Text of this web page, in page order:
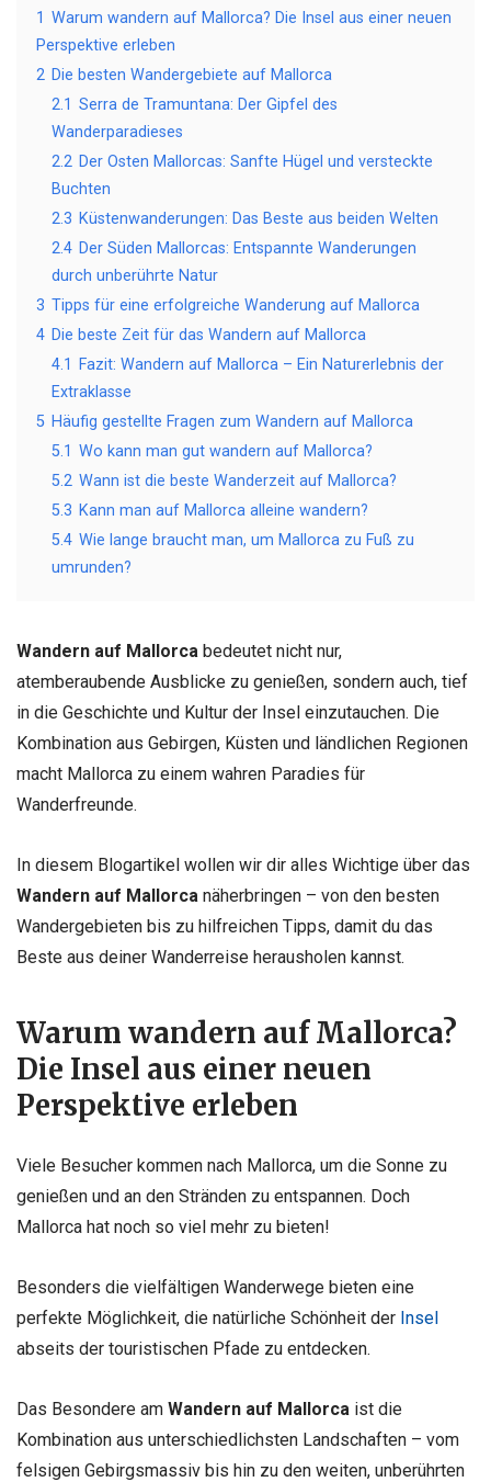
1 Warum wandern auf Mallorca? Die Insel aus einer neuen
Perspektive erleben
2 Die besten Wandergebiete auf Mallorca
2.1 Serra de Tramuntana: Der Gipfel des
Wanderparadieses
2.2 Der Osten Mallorcas: Sanfte Hügel und versteckte
Buchten
2.3 Küstenwanderungen: Das Beste aus beiden Welten
2.4 Der Süden Mallorcas: Entspannte Wanderungen
durch unberührte Natur
3 Tipps für eine erfolgreiche Wanderung auf Mallorca
4 Die beste Zeit für das Wandern auf Mallorca
4.1
Fazit: Wandern auf Mallorca – Ein Naturerlebnis der
Extraklasse
5 Häufig gestellte Fragen zum Wandern auf Mallorca
5.1 Wo kann man gut wandern auf Mallorca?
5.2 Wann ist die beste Wanderzeit auf Mallorca?
5.3 Kann man auf Mallorca alleine wandern?
5.4 Wie lange braucht man, um Mallorca zu Fuß zu
umrunden?
Wandern auf Mallorca bedeutet nicht nur,
atemberaubende Ausblicke zu genießen, sondern auch, tief
in die Geschichte und Kultur der Insel einzutauchen. Die
Kombination aus Gebirgen, Küsten und ländlichen Regionen
macht Mallorca zu einem wahren Paradies für
Wanderfreunde.
In diesem Blogartikel wollen wir dir alles Wichtige über das
Wandern auf Mallorca näherbringen – von den besten
Wandergebieten bis zu hilfreichen Tipps, damit du das
Beste aus deiner Wanderreise herausholen kannst.
Warum wandern auf Mallorca?
Die Insel aus einer neuen
Perspektive erleben
Viele Besucher kommen nach Mallorca, um die Sonne zu
genießen und an den Stränden zu entspannen. Doch
Mallorca hat noch so viel mehr zu bieten!
Besonders die vielfältigen Wanderwege bieten eine
perfekte Möglichkeit, die natürliche Schönheit der Insel
abseits der touristischen Pfade zu entdecken.
Das Besondere am Wandern auf Mallorca ist die
Kombination aus unterschiedlichsten Landschaften – vom
felsigen Gebirgsmassiv bis hin zu den weiten, unberührten